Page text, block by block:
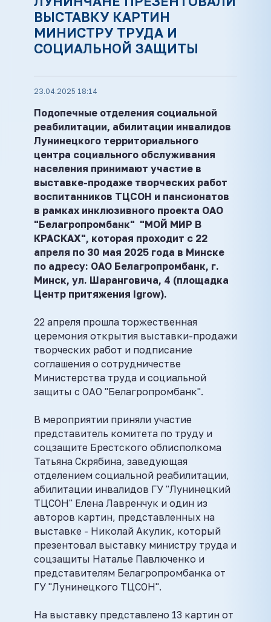
ВЫСТАВКУ КАРТИН
МИНИСТРУ ТРУДА И
СОЦИАЛЬНОЙ ЗАЩИТЫ
23.04.2025 18:14
Подопечные отделения социальной
реабилитации, абилитации инвалидов
Лунинецкого территориального
центра социального обслуживания
населения принимают участие в
выставке-продаже творческих работ
воспитанников ТЦСОН и пансионатов
в рамках инклюзивного проекта ОАО
"Белагропромбанк" "МОЙ МИР В
КРАСКАХ", которая проходит с 22
апреля по 30 мая 2025 года в Минске
по адресу: ОАО Белагропромбанк, г.
Минск, ул. Шаранговича, 4 (площадка
Центр притяжения Igrow).
22 апреля прошла торжественная
церемония открытия выставки-продажи
творческих работ и подписание
соглашения о сотрудничестве
Министерства труда и социальной
защиты с ОАО "Белагропромбанк".
В мероприятии приняли участие
представитель комитета по труду и
соцзащите Брестского облисполкома
Татьяна Скрябина, заведующая
отделением социальной реабилитации,
абилитации инвалидов ГУ "Лунинецкий
ТЦСОН" Елена Лавренчук и один из
авторов картин, представленных на
выставке - Николай Акулик, который
презентовал выставку министру труда и
соцзащиты Наталье Павлюченко и
представителям Белагропромбанка от
ГУ "Лунинецкого ТЦСОН".
На выставку представлено 13 картин от